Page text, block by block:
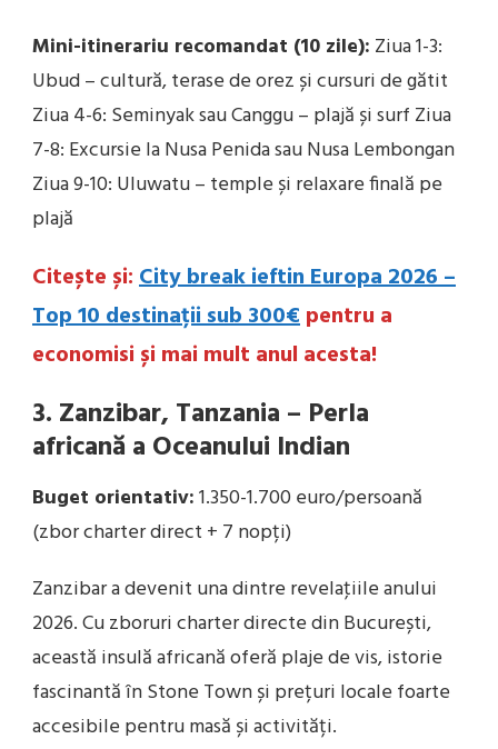
Mini-itinerariu recomandat (10 zile): Ziua 1-3:
Ubud – cultură, terase de orez și cursuri de gătit
Ziua 4-6: Seminyak sau Canggu – plajă și surf Ziua
7-8: Excursie la Nusa Penida sau Nusa Lembongan
Ziua 9-10: Uluwatu – temple și relaxare finală pe
plajă
Citește și:City break ieftin Europa 2026 –
Top 10 destinații sub 300€pentru a
economisi și mai mult anul acesta!
3. Zanzibar, Tanzania – Perla
africană a Oceanului Indian
Buget orientativ:1.350-1.700 euro/persoană
(zbor charter direct + 7 nopți)
Zanzibar a devenit una dintre revelaţiile anului
2026. Cu zboruri charter directe din București,
această insulă africană oferă plaje de vis, istorie
fascinantă în Stone Town și prețuri locale foarte
accesibile pentru masă și activități.